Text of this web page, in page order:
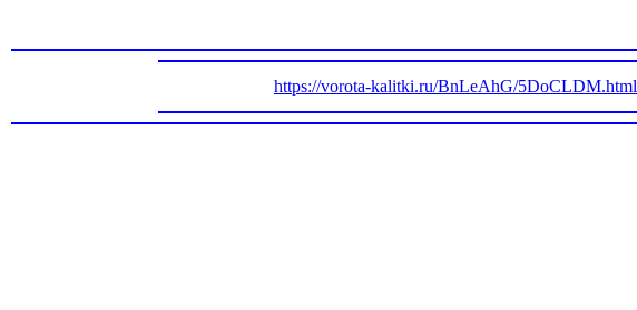
https://vorota-kalitki.ru/BnLeAhG/5DoCLDM.html